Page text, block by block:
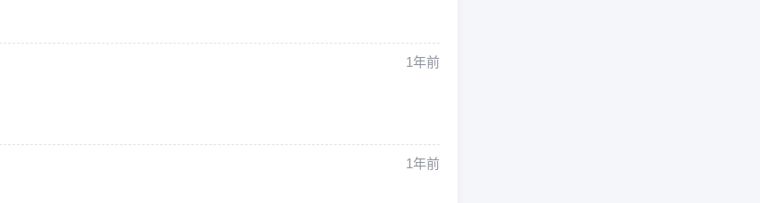
1年前
1年前